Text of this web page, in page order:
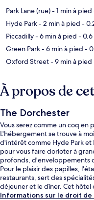
Park Lane (rue)- 1 min à pied
Hyde Park- 2 min à pied -
Piccadilly- 6 min à pied - 0.6
Green Park- 6 min à pied -
Oxford Street- 9 min à pied
À propos de
The Dorchester
Vous serez comme un coq en
L'hébergement se trouve à
d'intérêt comme Hyde Park et
pour vous faire dorloter à
profonds, d'enveloppements
Pour le plaisir des papilles,
restaurants, sert des
déjeuner et le dîner. Cet
une salle de fitness ouverte 24
Informations sur le droit